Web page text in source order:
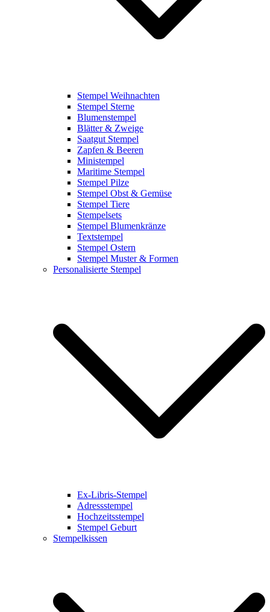
Stempel Weihnachten
Stempel Sterne
Blumenstempel
Blätter & Zweige
Saatgut Stempel
Zapfen & Beeren
Ministempel
Maritime Stempel
Stempel Pilze
Stempel Obst & Gemüse
Stempel Tiere
Stempelsets
Stempel Blumenkränze
Textstempel
Stempel Ostern
Stempel Muster & Formen
Personalisierte Stempel
Ex-Libris-Stempel
Adressstempel
Hochzeitsstempel
Stempel Geburt
Stempelkissen